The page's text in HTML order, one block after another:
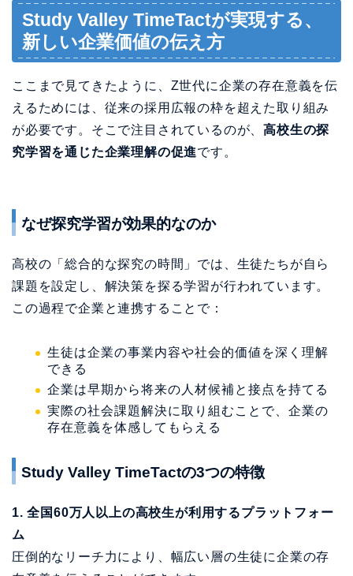
が必要です。そこで注目されているのが、高校生の探
究学習を通じた企業理解の促進です。
なぜ探究学習が効果的なのか
生徒は企業の事業内容や社会的価値を深く理解
企業は早期から将来の人材候補と接点を持てる
実際の社会課題解決に取り組むことで、企業の
存在意義を体感してもらえる
Study Valley TimeTactの3つの特徴
1. 全国60万人以上の高校生が利用するプラットフォー
圧倒的なリーチ力により、幅広い層の生徒に企業の存
在意義を伝えることができます。
2. 探究学習に特化した教育支援システム
として企業の取り組みを紹介できます。